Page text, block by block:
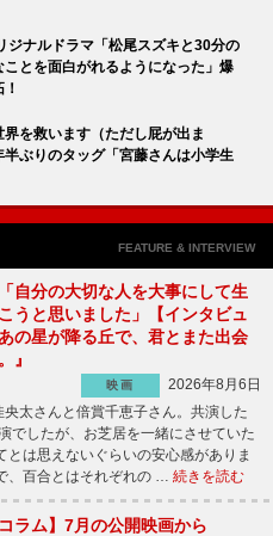
ジナルドラマ「松尾スズキと30分の
とを面白がれるようになった」爆
界を救います（ただし屁が出ま
ぶりのタッグ「宮藤さんは小学生
FEATURE & INTERVIEW
自分の大切な人を大事にして生
うと思いました」【インタビュ
の星が降る丘で、君とまた出会
』
映画
2026年8月6日
央太さんと倍賞千恵子さん。共演した
したが、お芝居を一緒にさせていた
は思えないぐらいの安心感がありま
、百合とはそれぞれの … 続きを読む
コラム】7月の公開映画から